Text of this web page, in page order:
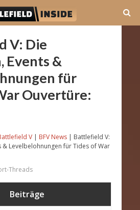
V: Die
Events &
für
Ouvertüre:
V | BFV News | Battlefield V:
& Levelbelohnungen für Tides of War
Threads
Beiträge